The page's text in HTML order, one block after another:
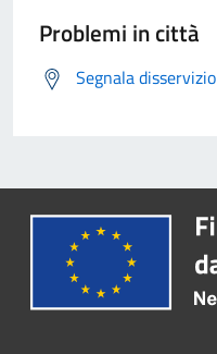
Problemi in città
Segnala disservizio